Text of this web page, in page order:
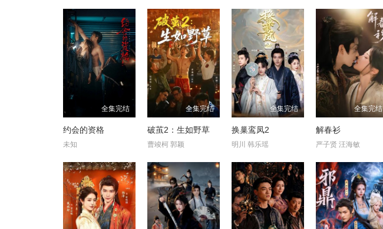
全集完结
约会的资格
未知
全集完结
破茧2：生如野草
曹竣柯 郭颖
全集完结
换巢鸾凤2
明川 韩乐瑶
全集完结
解春衫
严子贤 汪海敏